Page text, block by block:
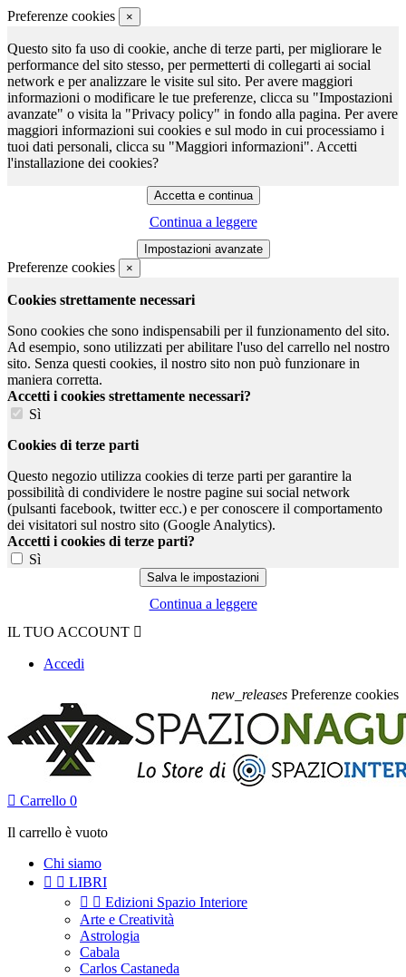
Preferenze cookies ×
Questo sito fa uso di cookie, anche di terze parti, per migliorare le
performance del sito stesso, per permetterti di collegarti ai social
network e per analizzare le visite sul sito. Per avere maggiori
informazioni o modificare le tue preferenze, clicca su "Impostazioni
avanzate" o visita la "Privacy policy" in fondo alla pagina. Per avere
maggiori informazioni sui cookies e sul modo in cui processiamo i
tuoi dati personali, clicca su "Maggiori informazioni". Accetti
l'installazione dei cookies?
Continua a leggere
Preferenze cookies ×
Cookies strettamente necessari
Sono cookies che sono indispensabili per il funzionamento del sito.
Ad esempio, sono utilizzati per abilitare l'uso del carrello nel nostro
sito. Senza questi cookies, il nostro sito non può funzionare in
maniera corretta.
Accetti i cookies strettamente necessari?
Sì
Cookies di terze parti
Questo negozio utilizza cookies di terze parti per garantire la
possibilità di condividere le nostre pagine sui social network
(pulsanti facebook, twitter ecc.) e per conoscere il comportamento
dei visitatori sul nostro sito (Google Analytics).
Accetti i cookies di terze parti?
Sì
Continua a leggere
IL TUO ACCOUNT 
Accedi
new_releases Preferenze cookies
 Carrello 0
Il carrello è vuoto
Chi siamo
  LIBRI
  Edizioni Spazio Interiore
Arte e Creatività
Astrologia
Cabala
Carlos Castaneda